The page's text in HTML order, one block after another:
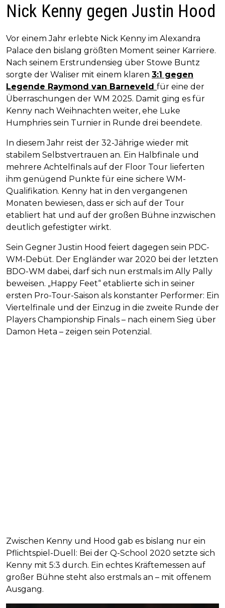
Nick Kenny gegen Justin Hood
Vor einem Jahr erlebte Nick Kenny im Alexandra
Palace den bislang größten Moment seiner Karriere.
Nach seinem Erstrundensieg über Stowe Buntz
sorgte der Waliser mit einem klaren 3:1 gegen
Legende Raymond van Barneveld für eine der
Überraschungen der WM 2025. Damit ging es für
Kenny nach Weihnachten weiter, ehe Luke
Humphries sein Turnier in Runde drei beendete.
In diesem Jahr reist der 32-Jährige wieder mit
stabilem Selbstvertrauen an. Ein Halbfinale und
mehrere Achtelfinals auf der Floor Tour lieferten
ihm genügend Punkte für eine sichere WM-
Qualifikation. Kenny hat in den vergangenen
Monaten bewiesen, dass er sich auf der Tour
etabliert hat und auf der großen Bühne inzwischen
deutlich gefestigter wirkt.
Sein Gegner Justin Hood feiert dagegen sein PDC-
WM-Debüt. Der Engländer war 2020 bei der letzten
BDO-WM dabei, darf sich nun erstmals im Ally Pally
beweisen. „Happy Feet“ etablierte sich in seiner
ersten Pro-Tour-Saison als konstanter Performer: Ein
Viertelfinale und der Einzug in die zweite Runde der
Players Championship Finals – nach einem Sieg über
Damon Heta – zeigen sein Potenzial.
Zwischen Kenny und Hood gab es bislang nur ein
Pflichtspiel-Duell: Bei der Q-School 2020 setzte sich
Kenny mit 5:3 durch. Ein echtes Kräftemessen auf
großer Bühne steht also erstmals an – mit offenem
Ausgang.